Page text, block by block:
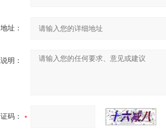
址：
明：
码：